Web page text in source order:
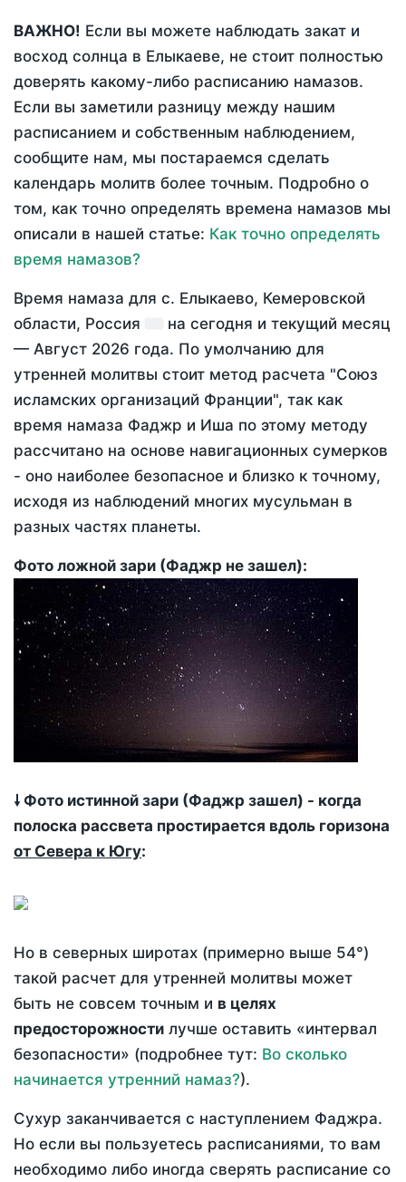
ВАЖНО! Если вы можете наблюдать закат и
восход солнца в Елыкаеве, не стоит полностью
доверять какому-либо расписанию намазов.
Если вы заметили разницу между нашим
расписанием и собственным наблюдением,
сообщите нам, мы постараемся сделать
календарь молитв более точным. Подробно о
том, как точно определять времена намазов мы
описали в нашей статье: Как точно определять
время намазов?
Время намаза для с. Елыкаево, Кемеровской
области, Россия
на сегодня и текущий месяц
— Август 2026 года. По умолчанию для
утренней молитвы стоит метод расчета "Союз
исламских организаций Франции", так как
время намаза Фаджр и Иша по этому методу
рассчитано на основе навигационных сумерков
- оно наиболее безопасное и близко к точному,
исходя из наблюдений многих мусульман в
разных частях планеты.
Фото ложной зари (Фаджр не зашел):
🠗 Фото истинной зари (Фаджр зашел) - когда
полоска рассвета простирается вдоль горизона
от Севера к Югу:
Но в северных широтах (примерно выше 54°)
такой расчет для утренней молитвы может
быть не совсем точным и в целях
предосторожности лучше оставить «интервал
безопасности» (подробнее тут: Во сколько
начинается утренний намаз?).
Сухур заканчивается с наступлением Фаджра.
Но если вы пользуетесь расписаниями, то вам
необходимо либо иногда сверять расписание со